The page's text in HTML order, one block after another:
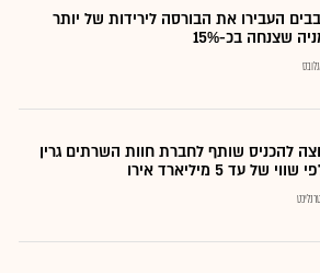
העבירו את הבורסה לירידות של יותר
להכניס שותף לחברת חוות השרתים גרין
של עד 5 מיליארד אירו